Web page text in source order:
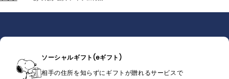
ソーシャルギフト(eギフト)
相手の住所を知らずにギフトが贈れるサービスで